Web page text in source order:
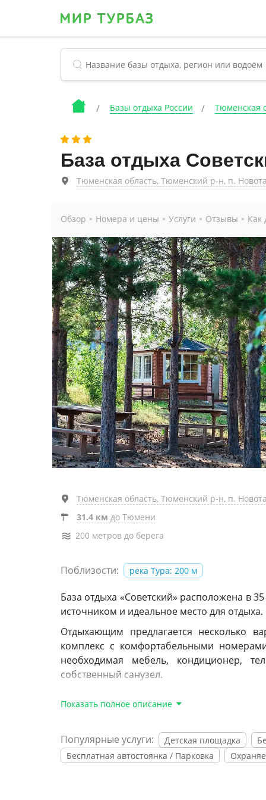
Базы отдыха России Тюменская
База отдыха
Тюменская область, Тюменский р-н, п.
Обзор Номера и цены Услуги Отзывы Как
Тюменская область, Тюменский р-н, п.
31.4 км до Тюмени
200 метров до берега
Поблизости: река Тура: 200 м
База отдыха «Советский» расположена в
источником и идеальное место для отдыха.
Отдыхающим предлагается несколько
комплекс с комфортабельными
необходимая мебель, кондиционер,
собственный санузел.
есть водопад, детская зона,
Для любителей готовить на свежем
мангалы, посуда, угли и розжиг. Также в
Показать полное описание
Популярные услуги: Детская площадка
Бесплатная автостоянка / Парковка